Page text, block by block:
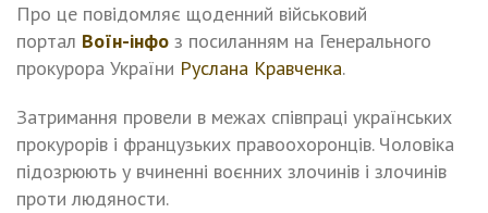
Про це повідомляє щоденний військовий
портал Воїн-інфо з посиланням на Генерального
прокурора України Руслана Кравченка.
Затримання провели в межах співпраці українських
прокурорів і французьких правоохоронців. Чоловіка
підозрюють у вчиненні воєнних злочинів і злочинів
проти людяности.